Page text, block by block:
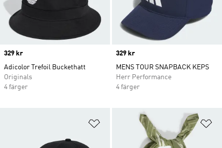
Price
329 kr
Adicolor Trefoil Buckethatt
Originals
4 färger
Price
329 kr
MENS TOUR SNAPBACK KEPS
Herr Performance
4 färger
Lägg till på önskelistan